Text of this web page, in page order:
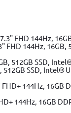
144Hz,
SSD, Intel®
144Hz, 16GB